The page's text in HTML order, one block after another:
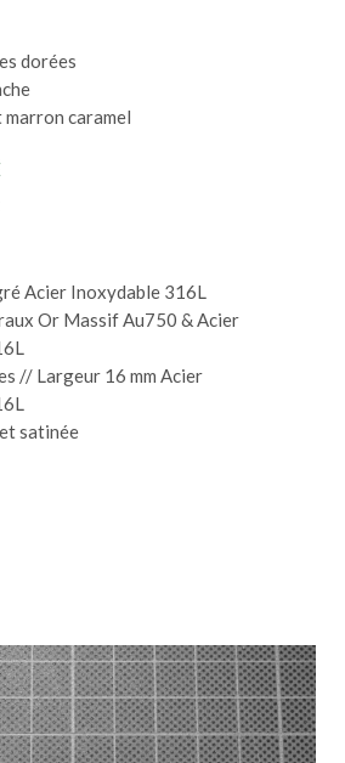
dorées
caramel
Acier Inoxydable 316L
Or Massif Au750 & Acier
// Largeur 16 mm Acier
satinée